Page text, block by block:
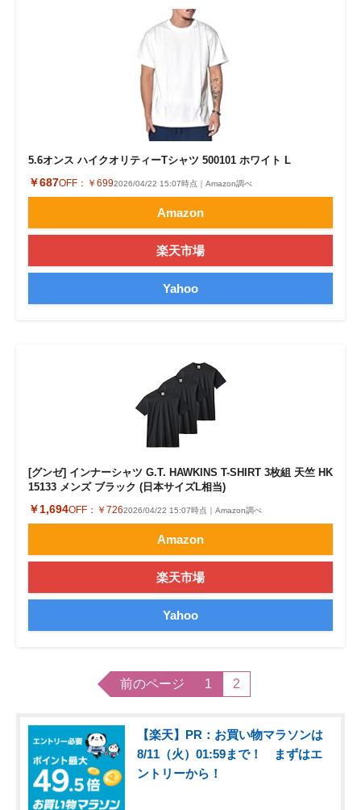
5.6オンス ハイクオリティーTシャツ 500101 ホワイト L
￥687OFF： ￥6992026/04/22 15:07時点｜Amazon調べ
Amazon
楽天市場
Yahoo
[グンゼ] インナーシャツ G.T. HAWKINS T-SHIRT 3枚組 天竺 HK
15133 メンズ ブラック (日本サイズL相当)
￥1,694OFF： ￥7262026/04/22 15:07時点｜Amazon調べ
Amazon
楽天市場
Yahoo
前のページ 1 2
【楽天】PR：お買い物マラソンは
8/11（火）01:59まで！ まずはエ
ントリーから！